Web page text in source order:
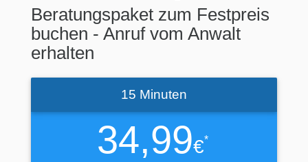
Beratungspaket zum Festpreis
buchen - Anruf vom Anwalt
erhalten
34,99€*
15 Minuten